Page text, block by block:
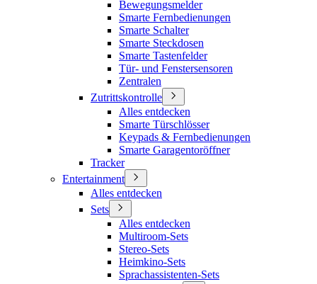
Bewegungsmelder
Smarte Fernbedienungen
Smarte Schalter
Smarte Steckdosen
Smarte Tastenfelder
Tür- und Fenstersensoren
Zentralen
Zutrittskontrolle
Alles entdecken
Smarte Türschlösser
Keypads & Fernbedienungen
Smarte Garagentoröffner
Tracker
Entertainment
Alles entdecken
Sets
Alles entdecken
Multiroom-Sets
Stereo-Sets
Heimkino-Sets
Sprachassistenten-Sets